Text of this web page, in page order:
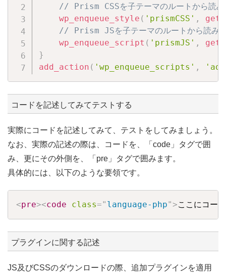
// Prism CSSを子テーマのルートから読み
wp_enqueue_style ( 'prismCSS' ,
// Prism JSを子テーマのルートから読み
wp_enqueue_script ( 'prismJS' ,
}
add_action ( 'wp_enqueue_scripts' ,
コードを記述してみてテストする
実際にコードを記述してみて、テストをしてみましょう。
なお、実際の記述の際は、コードを、「code」タグで囲
み、更にその外側を、「pre」タグで囲みます。
具体的には、以下のような要領です。
<pre><code class=" language-php">ここにコー
プラグインに関する記述
JS及びCSSのダウンロードの際、追加プラグインを適用